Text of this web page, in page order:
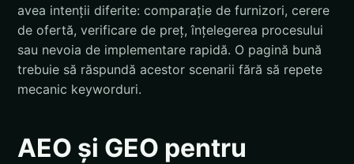
avea intenții diferite: comparație de furnizori, cerere
de ofertă, verificare de preț, înțelegerea procesului
sau nevoia de implementare rapidă. O pagină bună
trebuie să răspundă acestor scenarii fără să repete
mecanic keyworduri.
AEO și GEO pentru